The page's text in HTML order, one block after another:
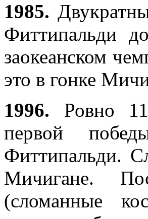
1985.
Фиттипальди
заокеанском
это в гонке
1996. Ровно
первой
Фиттипальди.
Мичигане.
(сломанные